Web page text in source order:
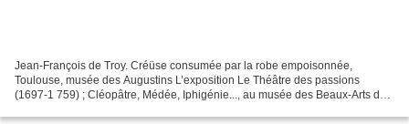
Jean-François de Troy. Créüse consumée par la robe empoisonnée,
Toulouse, musée des Augustins L’exposition Le Théâtre des passions
(1697-1 759) ; Cléopâtre, Médée, Iphigénie..., au musée des Beaux-Arts de